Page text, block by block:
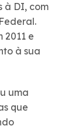
à DI, com
2011 e
à sua
uma
que